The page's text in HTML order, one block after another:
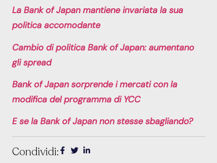
La Bank of Japan mantiene invariata la sua
politica accomodante
Cambio di politica Bank of Japan: aumentano
gli spread
Bank of Japan sorprende i mercati con la
modifica del programma di YCC
E se la Bank of Japan non stesse sbagliando?
Condividi: